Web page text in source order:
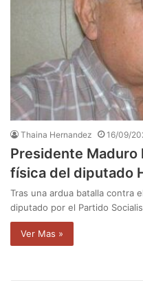
Thaina Hernandez 16/09/
Presidente
física del diputado
Tras una ardua batalla contra
diputado por el Partido
Ver Mas »